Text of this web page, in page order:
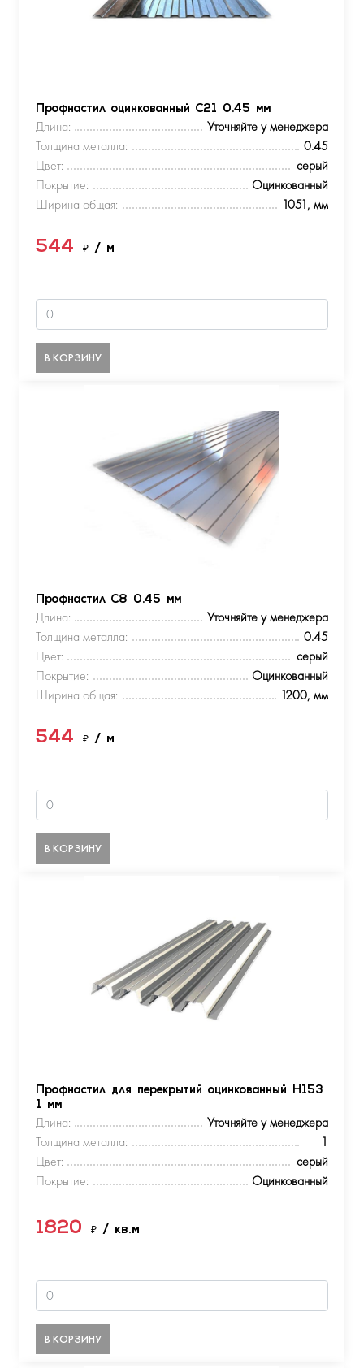
Профнастил оцинкованный С21 0.45 мм
Длина:
Уточняйте у менеджера
Толщина металла:
0.45
Цвет:
серый
Покрытие:
Оцинкованный
Ширина общая:
1051, мм
544 ₽ / м
В КОРЗИНУ
Профнастил С8 0.45 мм
Длина:
Уточняйте у менеджера
Толщина металла:
0.45
Цвет:
серый
Покрытие:
Оцинкованный
Ширина общая:
1200, мм
544 ₽ / м
В КОРЗИНУ
Профнастил для перекрытий оцинкованный Н153
1 мм
Длина:
Уточняйте у менеджера
Толщина металла:
1
Цвет:
серый
Покрытие:
Оцинкованный
1820 ₽ / кв.м
В КОРЗИНУ